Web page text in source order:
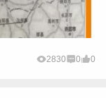
2830 0 0